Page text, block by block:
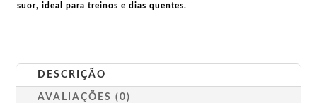
suor, ideal para treinos e dias quentes.
DESCRIÇÃO
AVALIAÇÕES (0)